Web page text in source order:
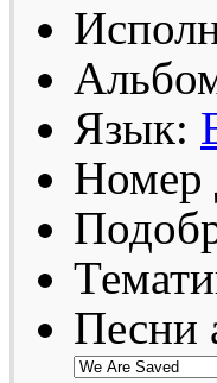
Язык:
Номер
Песни